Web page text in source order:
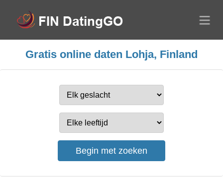
Gratis online daten Lohja, Finland